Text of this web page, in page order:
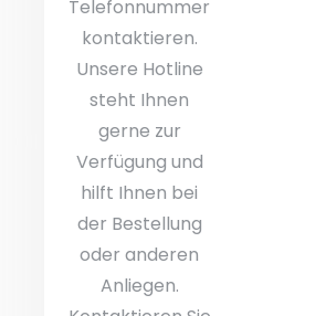
Telefonnummer
kontaktieren.
Unsere Hotline
steht Ihnen
gerne zur
Verfügung und
hilft Ihnen bei
der Bestellung
oder anderen
Anliegen.